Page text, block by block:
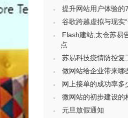
提升网站用户体验的
谷歌跨越虚拟与现实
Flash建站,太仓苏易
点
苏易科技疫情防控复
做网站给企业带来哪
网上接单的成功率多
微网站的初步建设的
元旦放假通知